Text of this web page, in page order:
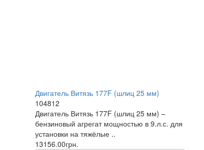
Двигатель Витязь 177F (шлиц 25 мм)
104812
Двигатель Витязь 177F (шлиц 25 мм) –
бензиновый агрегат мощностью в 9.л.с. для
установки на тяжёлые ..
13156.00грн.